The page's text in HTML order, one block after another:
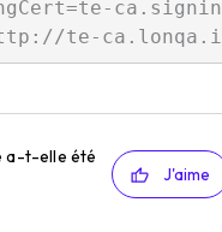
a-t-elle été
J'aime